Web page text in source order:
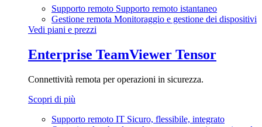
Supporto remoto Supporto remoto istantaneo
Gestione remota Monitoraggio e gestione dei dispositivi
Vedi piani e prezzi
Enterprise TeamViewer Tensor
Connettività remota per operazioni in sicurezza.
Scopri di più
Supporto remoto IT Sicuro, flessibile, integrato